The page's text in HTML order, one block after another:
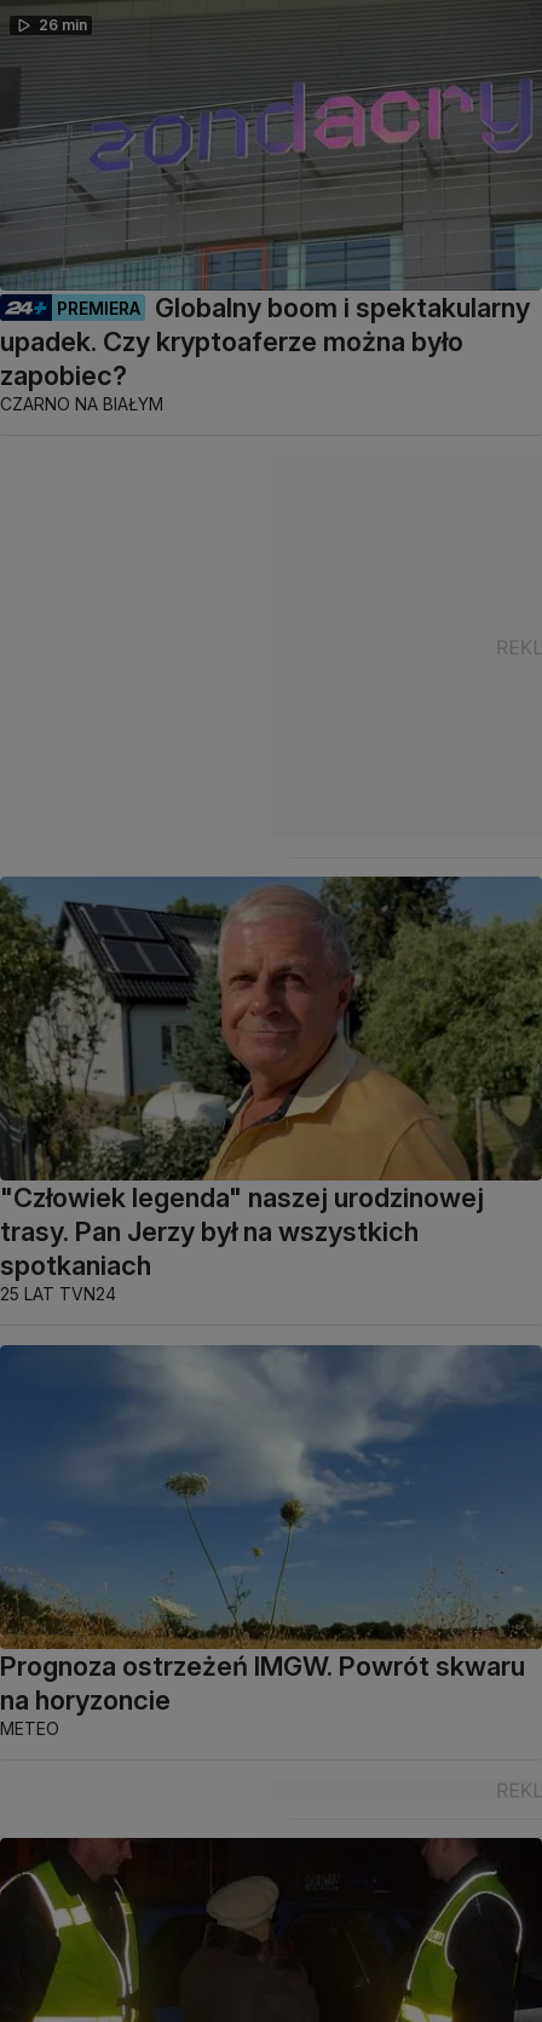
26 min
PREMIERA
Globalny boom i spektakularny
upadek. Czy kryptoaferze można było
zapobiec?
CZARNO NA BIAŁYM
"Człowiek legenda" naszej urodzinowej
trasy. Pan Jerzy był na wszystkich
spotkaniach
25 LAT TVN24
Prognoza ostrzeżeń IMGW. Powrót skwaru
na horyzoncie
METEO